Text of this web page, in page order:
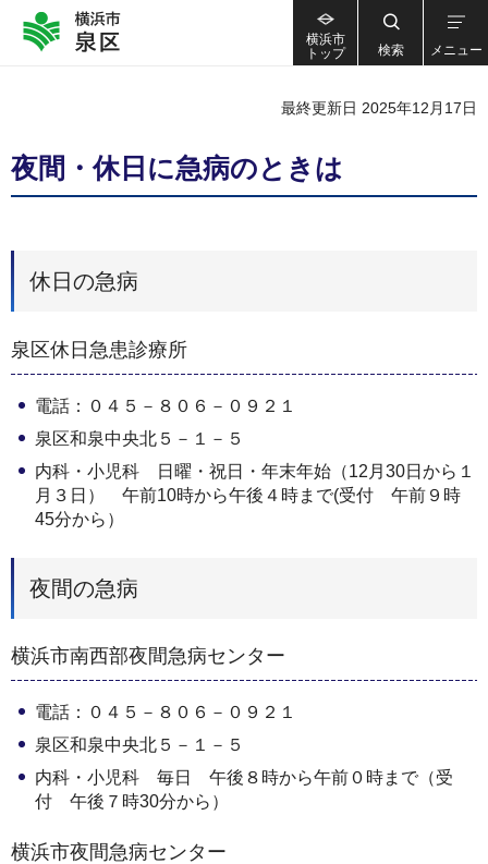
横浜市
トップ
検索 メニュー
最終更新日 2025年12月17日
夜間・休日に急病のときは
休日の急病
泉区休日急患診療所
電話：０４５－８０６－０９２１
泉区和泉中央北５－１－５
内科・小児科 日曜・祝日・年末年始（12月30日から１
月３日） 午前10時から午後４時まで(受付 午前９時
45分から）
夜間の急病
横浜市南西部夜間急病センター
電話：０４５－８０６－０９２１
泉区和泉中央北５－１－５
内科・小児科 毎日 午後８時から午前０時まで（受
付 午後７時30分から）
横浜市夜間急病センター